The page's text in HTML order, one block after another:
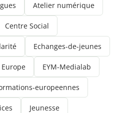
Atelier numérique
Centre Social
Echanges-de-jeunes
Europe EYM-Medialab
europeennes
Jeunesse